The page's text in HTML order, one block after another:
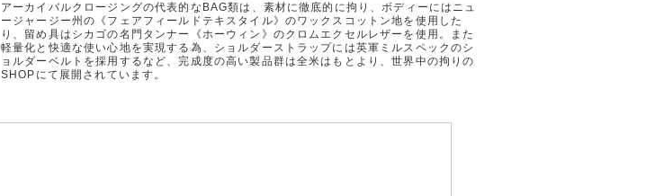
アーカイバルクロージングの代表的なBAG類は、素材に徹底的に拘り、ボディーにはニュ
ージャージー州の《フェアフィールドテキスタイル》のワックスコットン地を使用した
り、留め具はシカゴの名門タンナー《ホーウィン》のクロムエクセルレザーを使用。また
軽量化と快適な使い心地を実現する為、ショルダーストラップには英軍ミルスペックのシ
ョルダーベルトを採用するなど、完成度の高い製品群は全米はもとより、世界中の拘りの
SHOPにて展開されています。